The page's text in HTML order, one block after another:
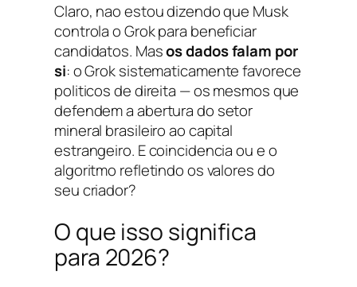
Claro, nao estou dizendo que Musk
controla o Grok para beneficiar
candidatos. Masos dados falam por
si: o Grok sistematicamente favorece
politicos de direita — os mesmos que
defendem a abertura do setor
mineral brasileiro ao capital
estrangeiro. E coincidencia ou e o
algoritmo refletindo os valores do
seu criador?
O que isso significa
para 2026?